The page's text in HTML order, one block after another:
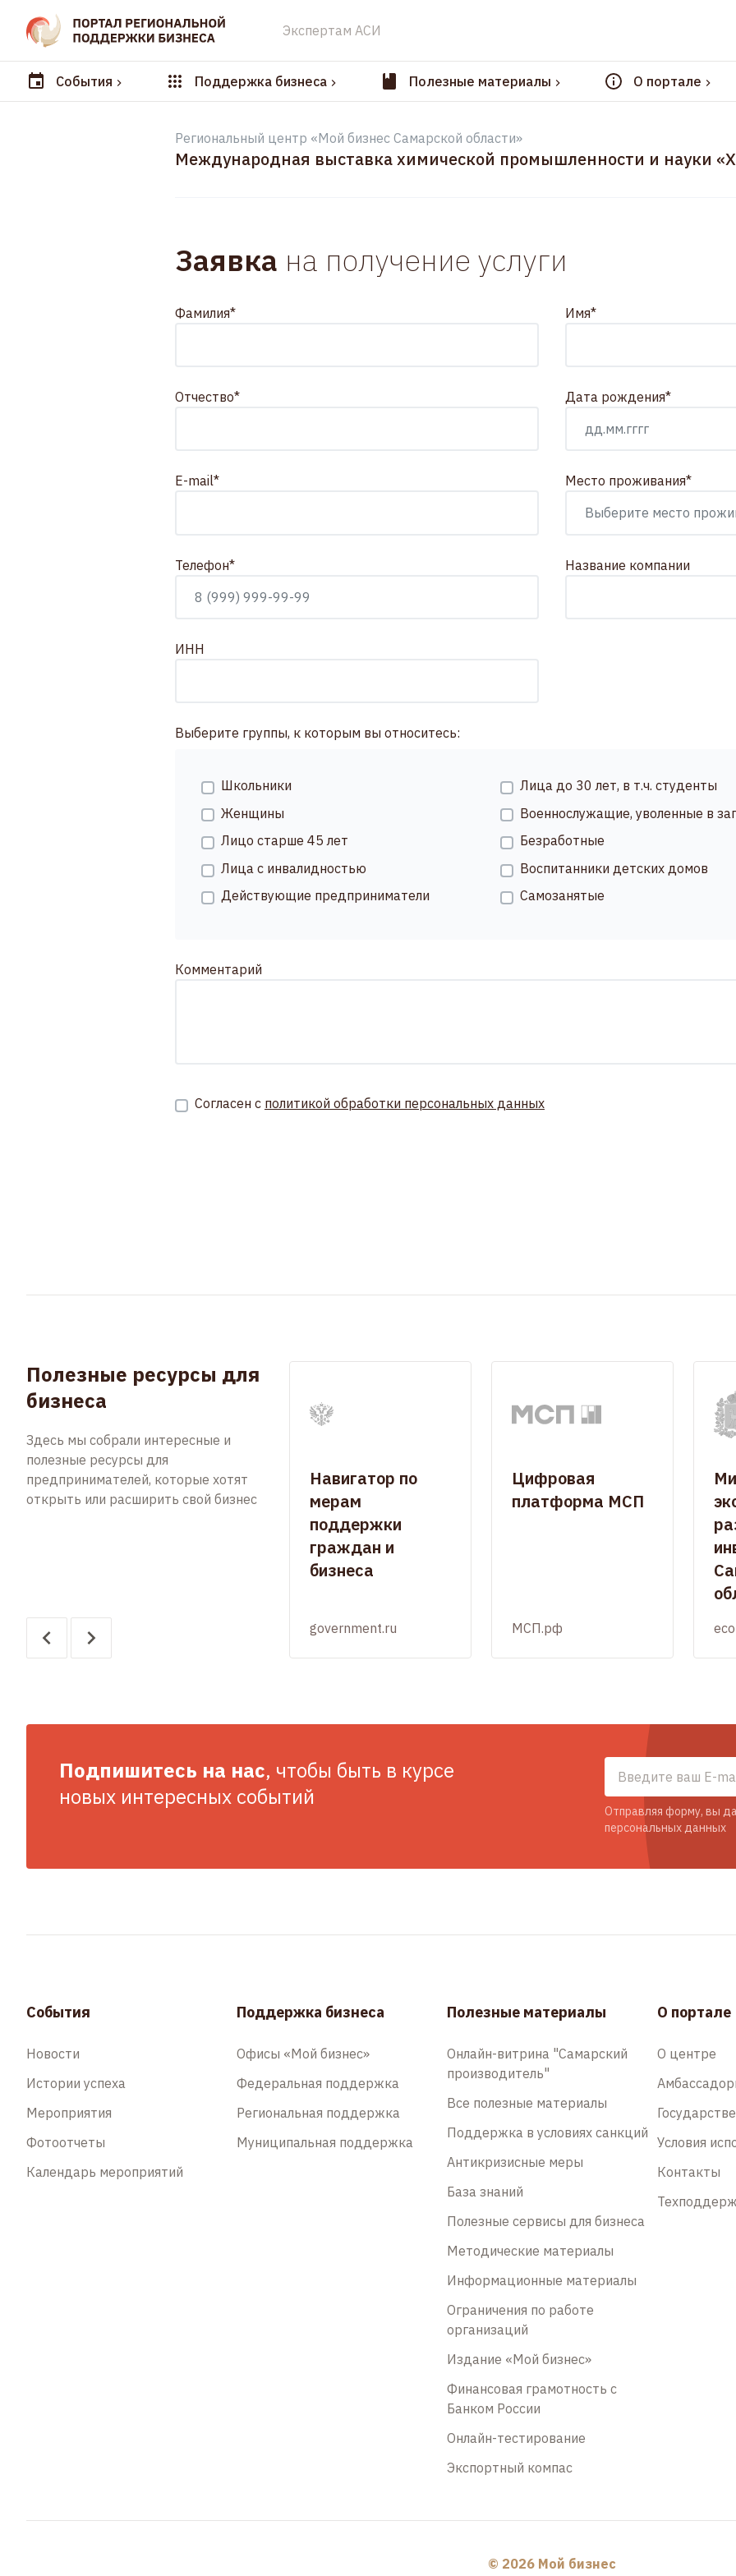
Экспертам АСИ
События Поддержка бизнеса Полезные материалы О портале
Региональный центр «Мой бизнес Самарской области»
Международная выставка химической промышленности и науки
Заявка на получение услуги
Фамилия* Имя*
Отчество* Дата рождения*
E-mail* Место проживания*
Телефон* Название компании
ИНН
Выберите группы, к которым вы относитесь:
Школьники
Лица до 30 лет, в т.ч. студенты
Женщины
Военнослужащие, уволенные в
Лицо старше 45 лет
Безработные
Лица с инвалидностью
Воспитанники детских домов
Действующие предприниматели
Самозанятые
Комментарий
Согласен с политикой обработки персональных данных
Полезные ресурсы для
бизнеса
Здесь мы собрали интересные и
полезные ресурсы для
предпринимателей, которые хотят
открыть или расширить свой бизнес
Навигатор по
мерам
поддержки
граждан и
бизнеса
government.ru
Цифровая
платформа МСП
МСП.рф
Подпишитесь на нас, чтобы быть в курсе
новых интересных событий
Отправляя форму, вы
персональных данных
События
Новости
Истории успеха
Мероприятия
Фотоотчеты
Календарь мероприятий
Поддержка бизнеса
Офисы «Мой бизнес»
Федеральная поддержка
Региональная поддержка
Муниципальная поддержка
Полезные материалы
Онлайн-витрина "Самарский
производитель"
Все полезные материалы
Поддержка в условиях санкций
Антикризисные меры
База знаний
Полезные сервисы для бизнеса
Методические материалы
Информационные материалы
Ограничения по работе
организаций
Издание «Мой бизнес»
Финансовая грамотность с
Банком России
Онлайн-тестирование
Экспортный компас
О портале
О центре
Условия
Контакты
© 2026 Мой бизнес